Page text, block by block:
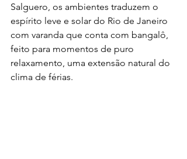
Salguero, os ambientes traduzem o
espírito leve e solar do Rio de Janeiro
com varanda que conta com bangalô,
feito para momentos de puro
relaxamento, uma extensão natural do
clima de férias.